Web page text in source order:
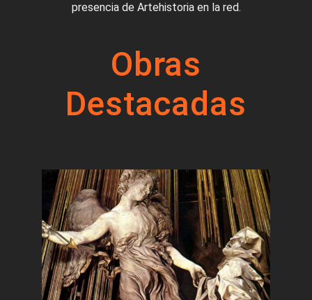
presencia de Artehistoria en la red.
Obras
Destacadas